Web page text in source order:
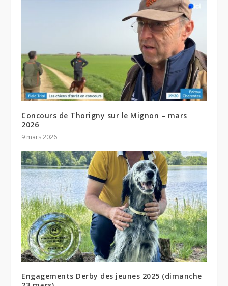
Concours de Thorigny sur le Mignon – mars
2026
9 mars 2026
Engagements Derby des jeunes 2025 (dimanche